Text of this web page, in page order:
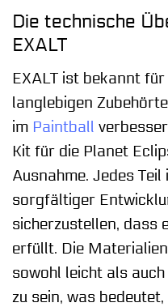
Die technische
EXALT
EXALT ist bekannt
langlebigen
im Paintball
Kit für die Planet
Ausnahme. Jedes
sorgfältiger
sicherzustellen, dass
erfüllt. Die
sowohl leicht als
zu sein, was